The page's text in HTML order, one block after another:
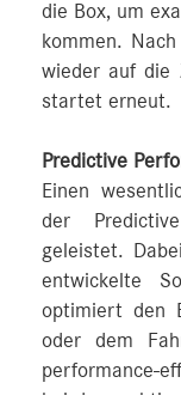
die Box, um
kommen.
wieder auf die
startet erneut.
Predictive
Einen
der
geleistet.
entwickelte
optimiert den
oder dem
performance-